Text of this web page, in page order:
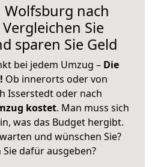
Wolfsburg nach
Sie
sparen Sie Geld
bei jedem Umzug – Die
Ob innerorts oder von
Isserstedt oder nach
kostet. Man muss sich
was das Budget hergibt.
und wünschen Sie?
dafür ausgeben?